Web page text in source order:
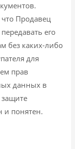
что Продавец
его
без каких-либо
для
прав
данных в
и понятен.